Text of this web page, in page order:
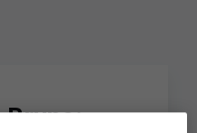
Bruno: